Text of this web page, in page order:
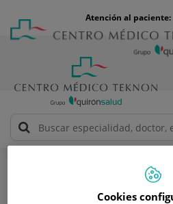
contenido
Menú
teléfono
cabecera
Atención al paciente:
Solicitud de visita
Solicitud de visita
Cookies